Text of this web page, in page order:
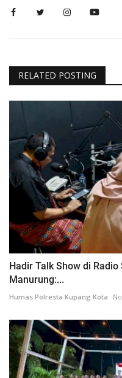
RELATED POSTING
Hadir Talk Show di
Manurung:...
Humas Polresta Kupang Kota